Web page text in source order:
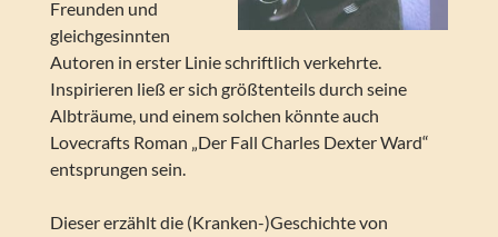
Freunden und
gleichgesinnten
Autoren in erster Linie schriftlich verkehrte.
Inspirieren ließ er sich größtenteils durch seine
Albträume, und einem solchen könnte auch
Lovecrafts Roman „Der Fall Charles Dexter Ward“
entsprungen sein.
Dieser erzählt die (Kranken-)Geschichte von